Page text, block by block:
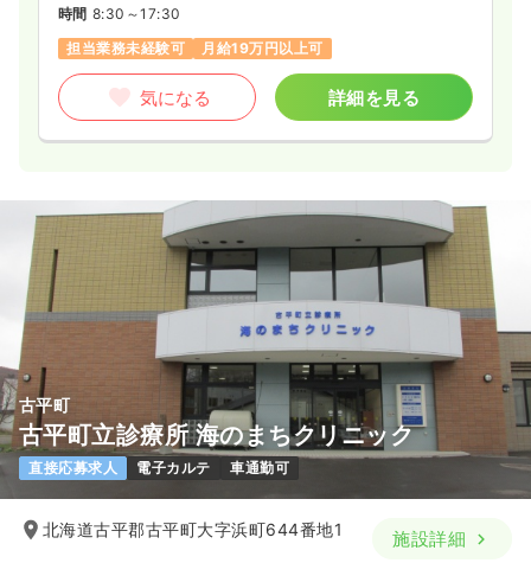
時間 8:30～17:30
担当業務未経験可
月給19万円以上可
気になる 詳細を見る
古平町
古平町立診療所 海のまちクリニック
直接応募求人 電子カルテ 車通勤可
北海道古平郡古平町大字浜町644番地1 施設詳細